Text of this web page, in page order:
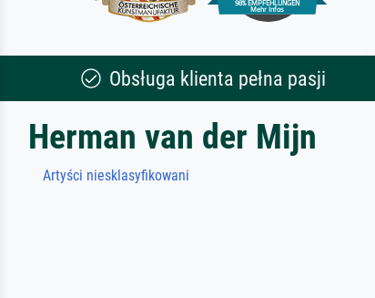
Obsługa klienta pełna pasji
Herman van der Mijn
Artyści niesklasyfikowani